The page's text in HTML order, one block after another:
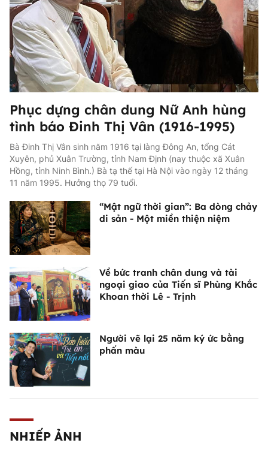
Phục dựng chân dung Nữ Anh hùng
tình báo Đinh Thị Vân (1916-1995)
Bà Đinh Thị Vân sinh năm 1916 tại làng Đông An, tổng Cát
Xuyên, phủ Xuân Trường, tỉnh Nam Định (nay thuộc xã Xuân
Hồng, tỉnh Ninh Bình.) Bà tạ thế tại Hà Nội vào ngày 12 tháng
11 năm 1995. Hưởng thọ 79 tuổi.
“Mật ngữ thời gian”: Ba dòng chảy
di sản - Một miền thiện niệm
Về bức tranh chân dung và tài
ngoại giao của Tiến sĩ Phùng Khắc
Khoan thời Lê - Trịnh
Người vẽ lại 25 năm ký ức bằng
phấn màu
NHIẾP ẢNH